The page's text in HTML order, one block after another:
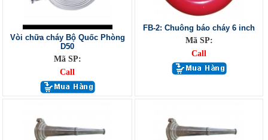
Vòi chữa cháy Bộ Quốc Phòng
D50
Mã SP:
Call
FB-2: Chuông báo cháy 6 inch
Mã SP:
Call